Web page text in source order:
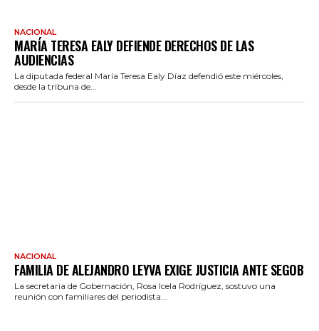
NACIONAL
MARÍA TERESA EALY DEFIENDE DERECHOS DE LAS
AUDIENCIAS
La diputada federal María Teresa Ealy Díaz defendió este miércoles,
desde la tribuna de...
NACIONAL
FAMILIA DE ALEJANDRO LEYVA EXIGE JUSTICIA ANTE SEGOB
La secretaria de Gobernación, Rosa Icela Rodríguez, sostuvo una
reunión con familiares del periodista...